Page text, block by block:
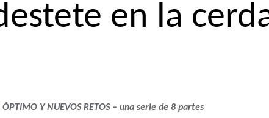
en la
ÓPTIMO Y NUEVOS RETOS – una serie de 8 partes